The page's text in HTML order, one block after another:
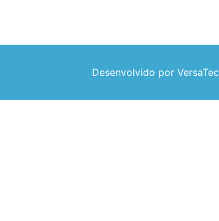
Desenvolvido por VersaTec